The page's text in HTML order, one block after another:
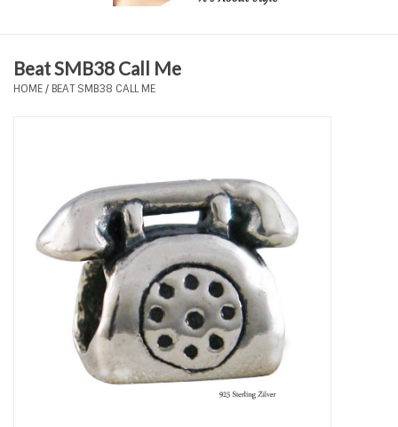
Plus Size Sieraden
Haaraccesoires
Zonnebrillen
ON THE BEACH
Beat SMB38 Call Me
HOME/ BEAT SMB38 CALL ME